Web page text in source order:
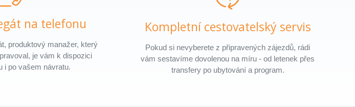
na telefonu
produktový manažer, který
je vám k dispozici
i po vašem návratu.
Kompletní cestovatelský servis
Pokud si nevyberete z připravených zájezdů, rádi
vám sestavíme dovolenou na míru - od letenek přes
transfery po ubytování a program.